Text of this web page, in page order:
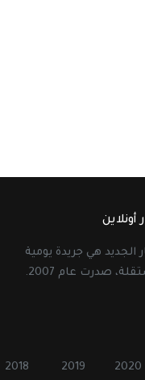
أونلاين
الجديد هي جريدة يومية
صدرت عام 2007.
2020
2019
2018